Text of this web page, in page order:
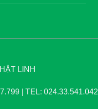
LINH
| TEL: 024.33.541.042